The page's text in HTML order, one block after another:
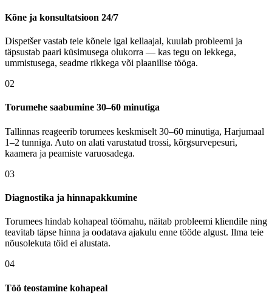
Kõne ja konsultatsioon 24/7
Dispetšer vastab teie kõnele igal kellaajal, kuulab probleemi ja
täpsustab paari küsimusega olukorra — kas tegu on lekkega,
ummistusega, seadme rikkega või plaanilise tööga.
02
Torumehe saabumine 30–60 minutiga
Tallinnas reageerib torumees keskmiselt 30–60 minutiga, Harjumaal
1–2 tunniga. Auto on alati varustatud trossi, kõrgsurvepesuri,
kaamera ja peamiste varuosadega.
03
Diagnostika ja hinnapakkumine
Torumees hindab kohapeal töömahu, näitab probleemi kliendile ning
teavitab täpse hinna ja oodatava ajakulu enne tööde algust. Ilma teie
nõusolekuta töid ei alustata.
04
Töö teostamine kohapeal